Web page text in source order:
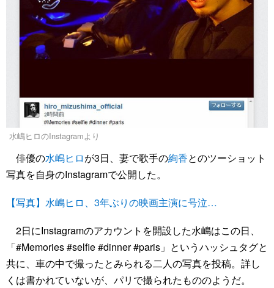
水嶋ヒロのInstagramより
俳優の水嶋ヒロが3日、妻で歌手の絢香とのツーショット
写真を自身のInstagramで公開した。
【写真】水嶋ヒロ、3年ぶりの映画主演に号泣…
2日にInstagramのアカウントを開設した水嶋はこの日、
「#Memories #selfie #dinner #paris」というハッシュタグと
共に、車の中で撮ったとみられる二人の写真を投稿。詳し
くは書かれていないが、パリで撮られたもののようだ。